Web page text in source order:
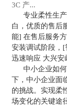
3C 产...
专业柔性生产
白，优质的售后
能] 在售后服务
安装调试阶段，
迅速响应 大兴安
中小企业如何
下，中小企业面
的挑战。实现柔
场变化的关键途